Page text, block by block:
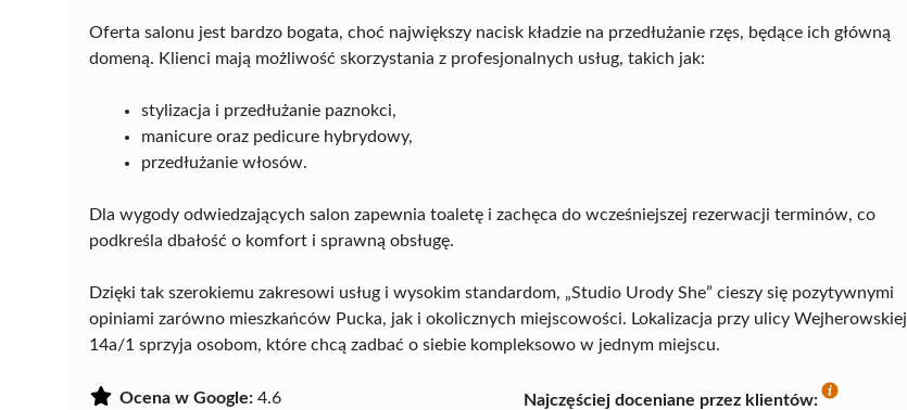
Oferta salonu jest bardzo bogata, choć największy nacisk kładzie na przedłużanie rzęs, będące ich główną
domeną. Klienci mają możliwość skorzystania z profesjonalnych usług, takich jak:
stylizacja i przedłużanie paznokci,
manicure oraz pedicure hybrydowy,
przedłużanie włosów.
Dla wygody odwiedzających salon zapewnia toaletę i zachęca do wcześniejszej rezerwacji terminów, co
podkreśla dbałość o komfort i sprawną obsługę.
Dzięki tak szerokiemu zakresowi usług i wysokim standardom, „Studio Urody She” cieszy się pozytywnymi
opiniami zarówno mieszkańców Pucka, jak i okolicznych miejscowości. Lokalizacja przy ulicy Wejherowskiej
14a/1 sprzyja osobom, które chcą zadbać o siebie kompleksowo w jednym miejscu.
Ocena w Google: 4.6 Najczęściej doceniane przez klientów: